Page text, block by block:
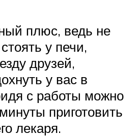
плюс, ведь не
у печи,
друзей,
у вас в
с работы можно
приготовить
лекаря.